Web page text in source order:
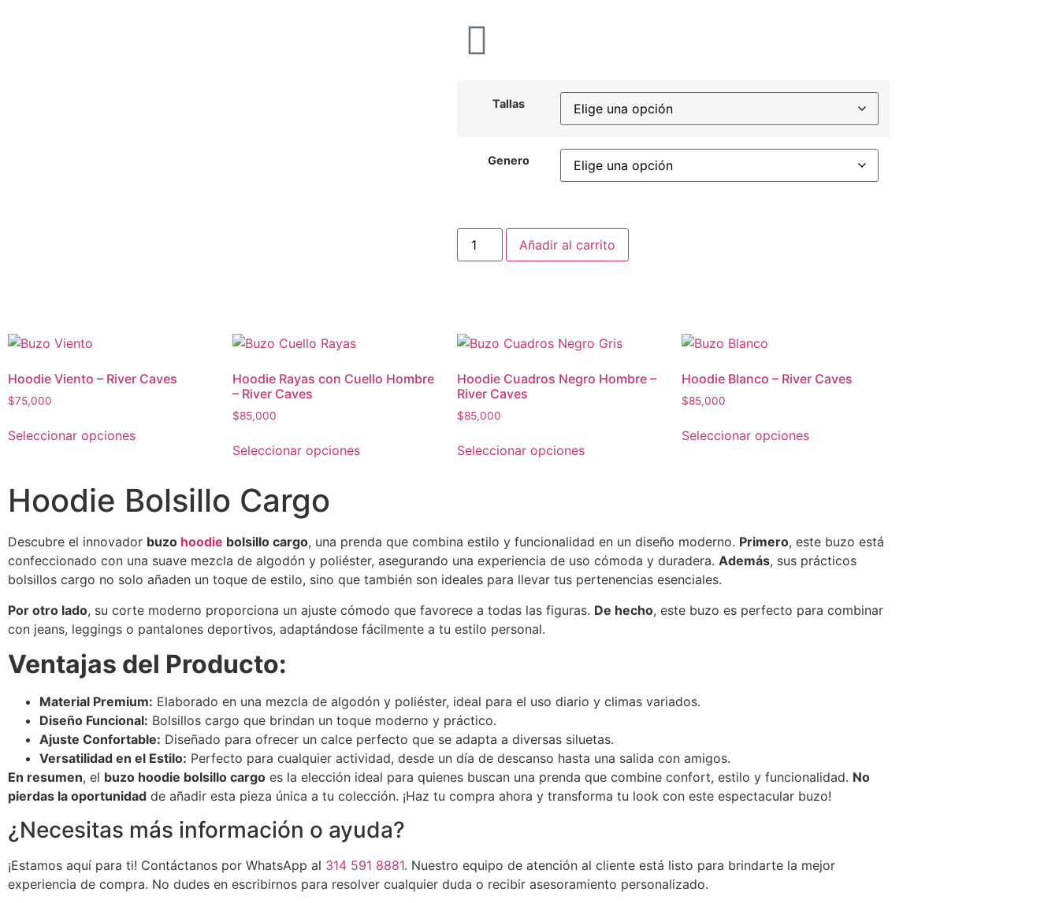
Tallas
Genero
Añadir al carrito
Hoodie Viento – River Caves
$75,000
Seleccionar opciones
Hoodie Rayas con Cuello Hombre
– River Caves
$85,000
Seleccionar opciones
Hoodie Cuadros Negro Hombre –
River Caves
$85,000
Seleccionar opciones
Hoodie Blanco – River Caves
$85,000
Seleccionar opciones
Hoodie Bolsillo Cargo
Descubre el innovador buzo hoodie bolsillo cargo, una prenda que combina estilo y funcionalidad en un diseño moderno. Primero, este buzo está
confeccionado con una suave mezcla de algodón y poliéster, asegurando una experiencia de uso cómoda y duradera. Además, sus prácticos
bolsillos cargo no solo añaden un toque de estilo, sino que también son ideales para llevar tus pertenencias esenciales.
Por otro lado, su corte moderno proporciona un ajuste cómodo que favorece a todas las figuras. De hecho, este buzo es perfecto para combinar
con jeans, leggings o pantalones deportivos, adaptándose fácilmente a tu estilo personal.
Ventajas del Producto:
Material Premium: Elaborado en una mezcla de algodón y poliéster, ideal para el uso diario y climas variados.
Diseño Funcional: Bolsillos cargo que brindan un toque moderno y práctico.
Ajuste Confortable: Diseñado para ofrecer un calce perfecto que se adapta a diversas siluetas.
Versatilidad en el Estilo: Perfecto para cualquier actividad, desde un día de descanso hasta una salida con amigos.
En resumen, el buzo hoodie bolsillo cargo es la elección ideal para quienes buscan una prenda que combine confort, estilo y funcionalidad. No
pierdas la oportunidad de añadir esta pieza única a tu colección. ¡Haz tu compra ahora y transforma tu look con este espectacular buzo!
¿Necesitas más información o ayuda?
¡Estamos aquí para ti! Contáctanos por WhatsApp al 314 591 8881. Nuestro equipo de atención al cliente está listo para brindarte la mejor
experiencia de compra. No dudes en escribirnos para resolver cualquier duda o recibir asesoramiento personalizado.